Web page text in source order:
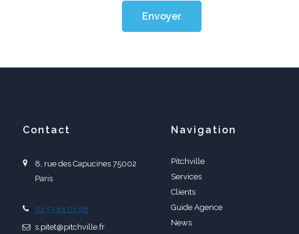
Envoyer
Contact
8, rue des Capucines 75002
Paris
01 53 81 01 98
s.pitet@pitchville.fr
Navigation
Pitchville
Services
Clients
Guide Agence
News